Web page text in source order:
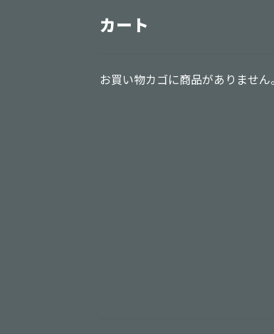
カート
お買い物カゴに商品がありません。